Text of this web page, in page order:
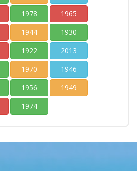
1978
1965
1944
1930
1922
2013
1970
1946
1956
1949
1974